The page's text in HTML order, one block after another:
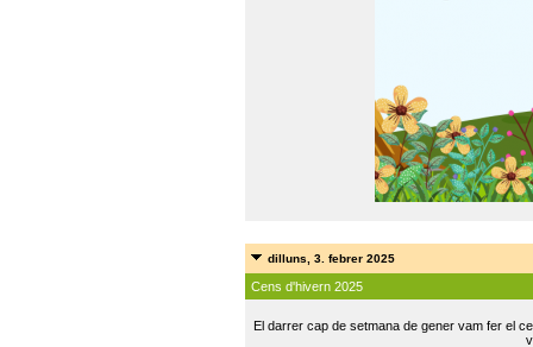
dilluns, 3. febrer 2025
Cens d'hivern 2025
El darrer cap de setmana de gener vam fer el